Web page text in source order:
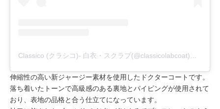
伸縮性の高い新ジャージー素材を使用したドクターコートです。
落ち着いたトーンで高級感のある裏地とパイピングが使用されて
おり、表地の品格と合う仕立てになっています。